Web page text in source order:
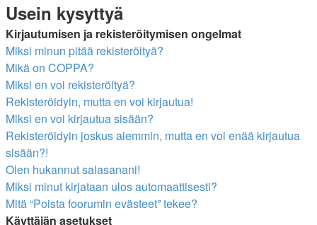
Usein kysyttyä
Kirjautumisen ja rekisteröitymisen ongelmat
Miksi minun pitää rekisteröityä?
Mikä on COPPA?
Miksi en voi rekisteröityä?
Rekisteröidyin, mutta en voi kirjautua!
Miksi en voi kirjautua sisään?
Rekisteröidyin joskus aiemmin, mutta en voi enää kirjautua
sisään?!
Olen hukannut salasanani!
Miksi minut kirjataan ulos automaattisesti?
Mitä “Poista foorumin evästeet” tekee?
Käyttäjän asetukset